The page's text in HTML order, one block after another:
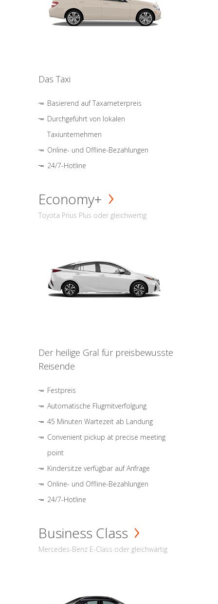
Das Taxi
Basierend auf Taxameterpreis
Durchgeführt von lokalen
Taxiunternehmen
Online- und Offline-Bezahlungen
24/7-Hotline
Economy+
Toyota Prius Plus oder gleichwertig
Der heilige Gral für preisbewusste
Reisende
Festpreis
Automatische Flugmitverfolgung
45 Minuten Wartezeit ab Landung
Convenient pickup at precise meeting
point
Kindersitze verfügbar auf Anfrage
Online- und Offline-Bezahlungen
24/7-Hotline
Business Class
Mercedes-Benz E-Class oder gleichwärtig